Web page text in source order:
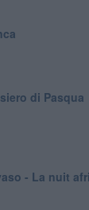
di Pasqua
- La nuit